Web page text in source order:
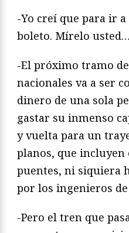
-Yo creí que para ir a
boleto. Mírelo usted…
-El próximo tramo
nacionales va a ser
dinero de una sola
gastar su inmenso
y vuelta para un
planos, que incluyen
puentes, ni siquiera
por los ingenieros
-Pero el tren que